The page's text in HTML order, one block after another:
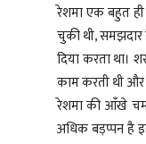
रेशमा एक बहुत
चुकी थी, समझदार
दिया करता था।
काम करती थी और
रेशमा की आंँखे
अधिक बड़प्पन है